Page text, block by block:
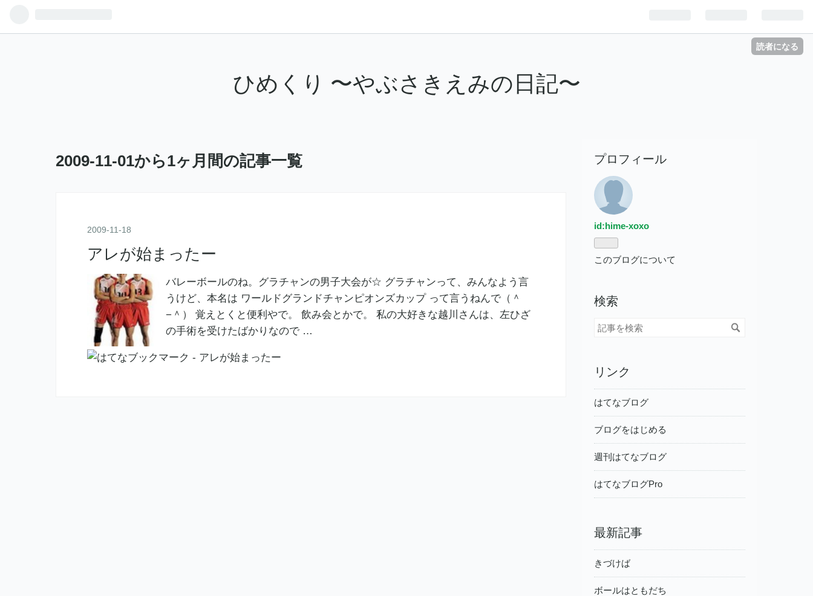
読者になる
ひめくり 〜やぶさきえみの日記〜
2009-11-01から1ヶ月間の記事一覧
2009-11-18
アレが始まったー
バレーボールのね。グラチャンの男子大会が☆ グラチャンって、みんなよう言
うけど、本名は ワールドグランドチャンピオンズカップ って言うねんで（＾
−＾） 覚えとくと便利やで。 飲み会とかで。 私の大好きな越川さんは、左ひざ
の手術を受けたばかりなので …
プロフィール
id:hime-xoxo
このブログについて
検索
リンク
はてなブログ
ブログをはじめる
週刊はてなブログ
はてなブログPro
最新記事
きづけば
ボールはともだち